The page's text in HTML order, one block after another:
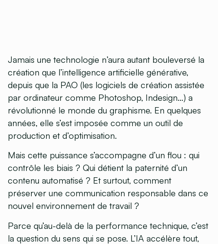
Jamais une technologie n’aura autant bouleversé la
création que l’intelligence artificielle générative,
depuis que la PAO (les logiciels de création assistée
par ordinateur comme Photoshop, Indesign…) a
révolutionné le monde du graphisme. En quelques
années, elle s’est imposée comme un outil de
production et d’optimisation.
Mais cette puissance s’accompagne d’un flou : qui
contrôle les biais ? Qui détient la paternité d’un
contenu automatisé ? Et surtout, comment
préserver une communication responsable dans ce
nouvel environnement de travail ?
Parce qu’au-delà de la performance technique, c’est
la question du sens qui se pose. L’IA accélère tout,